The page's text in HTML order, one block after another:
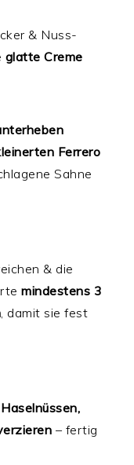
& Nuss-
glatte Creme
Ferrero
Sahne
& die
mindestens 3
, damit sie fest
– fertig